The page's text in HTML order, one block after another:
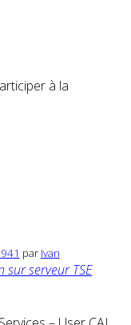
à la
par Ivan
serveur TSE